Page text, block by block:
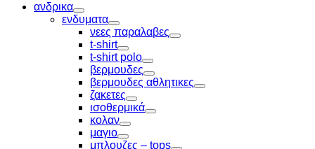
ανδρικα
Toggle
ενδυματα
Toggle
νεες παραλαβες
Toggle
t-shirt
Toggle
t-shirt polo
Toggle
βερμουδες
Toggle
βερμουδες αθλητικες
Toggle
ζακετες
Toggle
ισοθερμικά
Toggle
κολαν
Toggle
μαγιο
Toggle
μπλουζες – tops